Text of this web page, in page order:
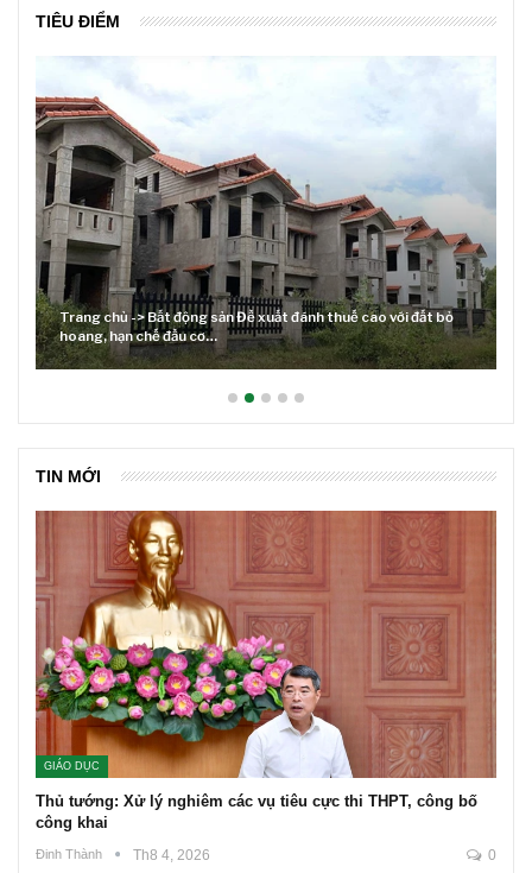
TIÊU ĐIỂM
đất bỏ
Lãi suất neo cao và cuộc tái cơ cấu trên thị trường BĐS
TIN MỚI
GIÁO DỤC
Thủ tướng: Xử lý nghiêm các vụ tiêu cực thi THPT, công bố
công khai
Đinh Thành Th8 4, 2026 0